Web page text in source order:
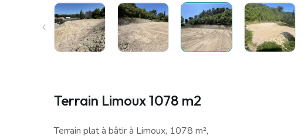
Terrain Limoux 1078 m2
Terrain plat à bâtir à Limoux, 1078 m²,